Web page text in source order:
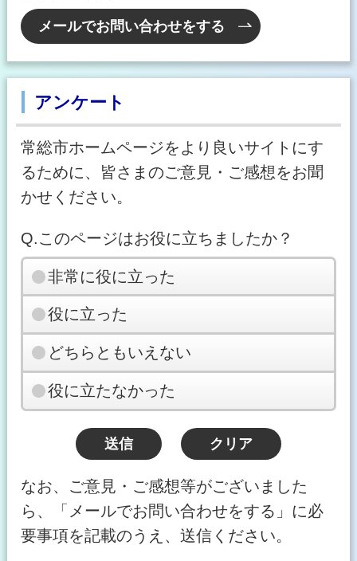
メールでお問い合わせをする
アンケート
常総市ホームページをより良いサイトにす
るために、皆さまのご意見・ご感想をお聞
かせください。
Q.このページはお役に立ちましたか？
非常に役に立った
役に立った
どちらともいえない
役に立たなかった
なお、ご意見・ご感想等がございました
ら、「メールでお問い合わせをする」に必
要事項を記載のうえ、送信ください。